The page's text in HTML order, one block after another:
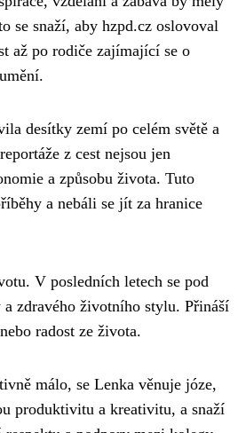
se snaží, aby hzpd.cz oslovoval
až po rodiče zajímající se o
desítky zemí po celém světě a
z cest nejsou jen
a způsobu života. Tuto
a nebáli se jít za hranice
V posledních letech se pod
zdravého životního stylu. Přináší
radost ze života.
málo, se Lenka věnuje józe,
produktivitu a kreativitu, a snaží